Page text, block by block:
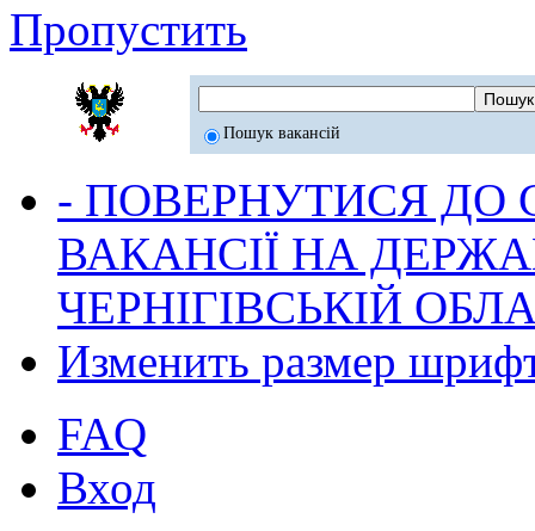
Пропустить
Пошук вакансій
- ПОВЕРНУТИСЯ ДО
ВАКАНСІЇ НА
ЧЕРНІГІВСЬКІЙ
Изменить размер
FAQ
Вход